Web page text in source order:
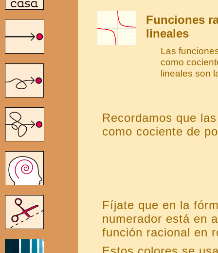
Funciones
lineales
Las
como
lineales son
Recordamos que
como cociente de
Fíjate que en la
numerador está en
función racional en